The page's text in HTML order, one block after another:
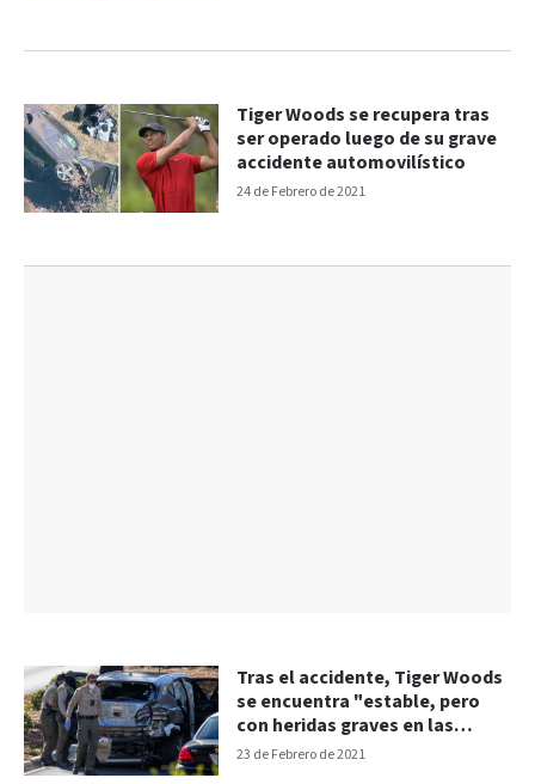
24 de Febrero de 2021
Tiger Woods se recupera tras
ser operado luego de su grave
accidente automovilístico
23 de Febrero de 2021
Tras el accidente, Tiger Woods
se encuentra "estable, pero
con heridas graves en las
piernas"